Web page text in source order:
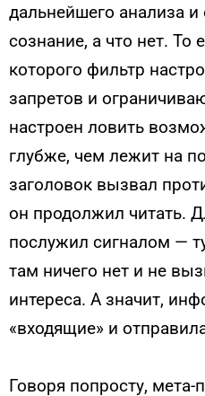
дальнейшего анализа
сознание, а что нет. То
которого фильтр
запретов и
настроен ловить
глубже, чем лежит на
заголовок вызвал
он продолжил читать.
послужил сигналом —
там ничего нет и не
интереса. А значит,
«входящие» и
Говоря попросту,